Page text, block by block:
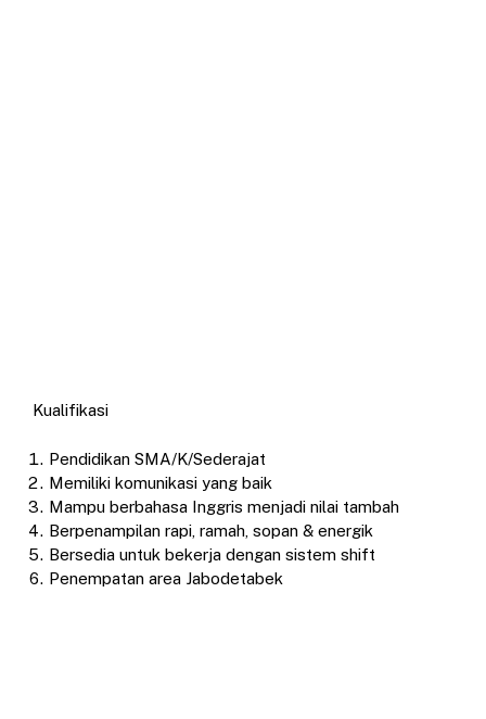
Kualifikasi
Pendidikan SMA/K/Sederajat
Memiliki komunikasi yang baik
Mampu berbahasa Inggris menjadi nilai tambah
Berpenampilan rapi, ramah, sopan & energik
Bersedia untuk bekerja dengan sistem shift
Penempatan area Jabodetabek